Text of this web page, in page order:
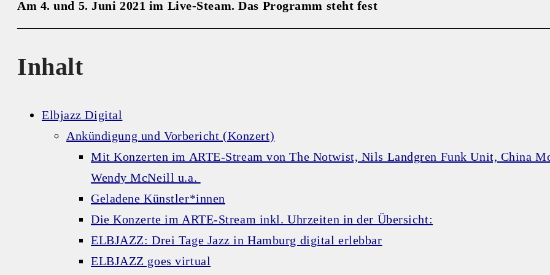
Am 4. und 5. Juni 2021 im Live-Steam. Das Programm steht fest
Inhalt
Elbjazz Digital
Ankündigung und Vorbericht (Konzert)
Mit Konzerten im ARTE-Stream von The Notwist, Nils Landgren Funk Unit, China
Wendy McNeill u.a.
Geladene Künstler*innen
Die Konzerte im ARTE-Stream inkl. Uhrzeiten in der Übersicht:
ELBJAZZ: Drei Tage Jazz in Hamburg digital erlebbar
ELBJAZZ goes virtual